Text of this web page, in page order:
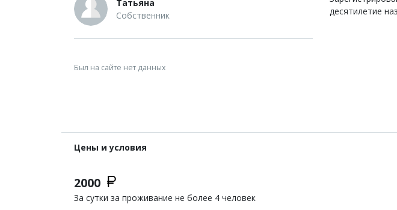
Татьяна
Собственник
Был на сайте нет данных
десятилетие
Цены и условия
2000
За сутки за проживание не более 4 человек